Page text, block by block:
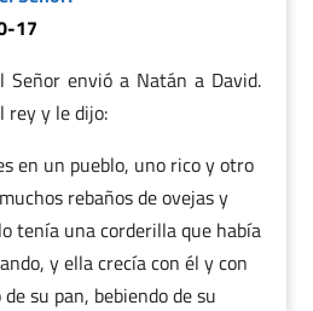
17
Señor envió a Natán a David.
rey y le dijo:
en un pueblo, uno rico y otro
rebaños de ovejas y
tenía una corderilla que había
y ella crecía con él y con
su pan, bebiendo de su